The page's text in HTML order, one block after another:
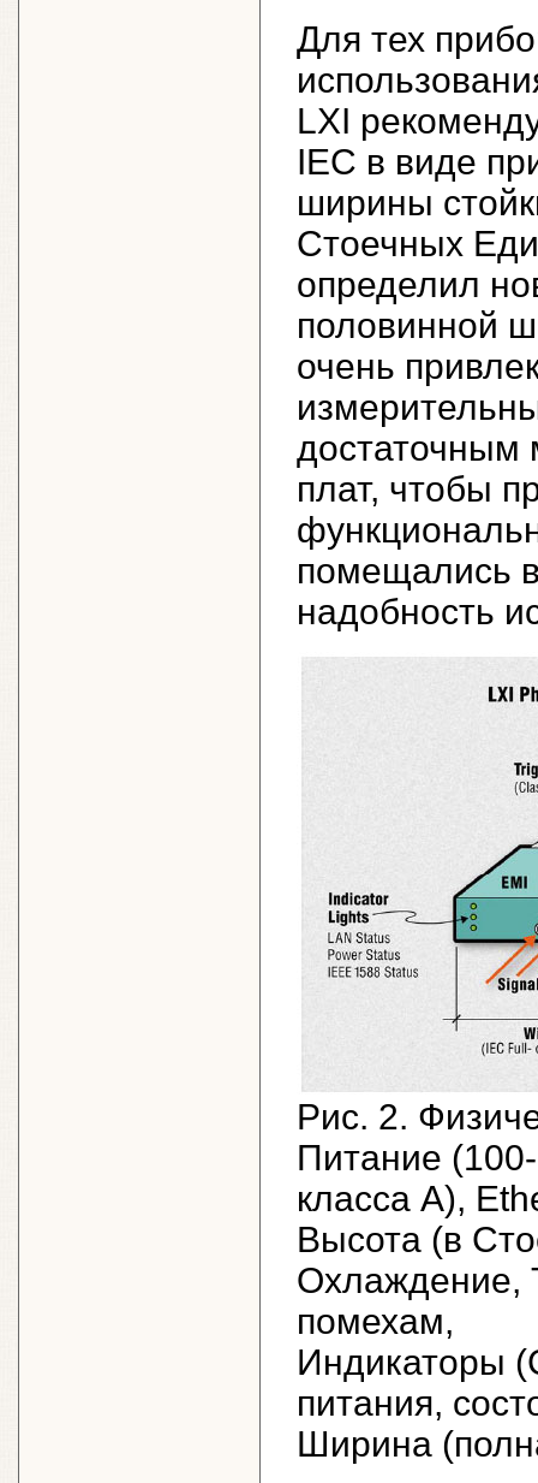
Для тех
LXI
IEC в виде
ширины
Стоечных
определил
половинной
очень
достаточным
плат, чтобы
помещались
надобность
Рис. 2.
Питание
класса А),
Высота (в
Охлаждение,
помехам,
Индикаторы
питания,
Ширина